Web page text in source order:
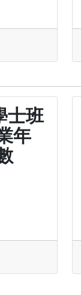
士班
年